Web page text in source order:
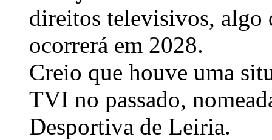
direitos televisivos, algo
ocorrerá em 2028.
Creio que houve uma
TVI no passado,
Desportiva de Leiria.